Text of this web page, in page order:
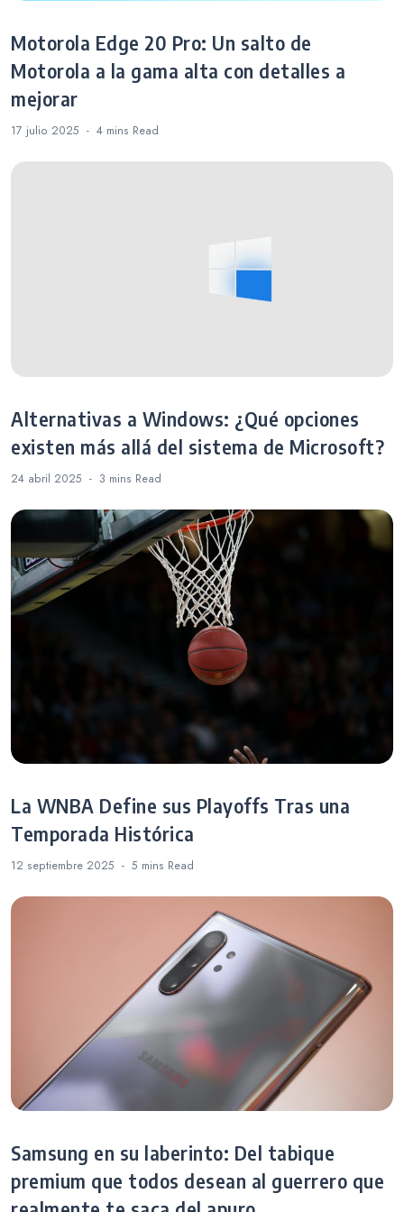
Motorola Edge 20 Pro: Un salto de
Motorola a la gama alta con detalles a
mejorar
17 julio 2025 4 mins Read
Alternativas a Windows: ¿Qué opciones
existen más allá del sistema de Microsoft?
24 abril 2025 3 mins Read
La WNBA Define sus Playoffs Tras una
Temporada Histórica
12 septiembre 2025 5 mins Read
Samsung en su laberinto: Del tabique
premium que todos desean al guerrero que